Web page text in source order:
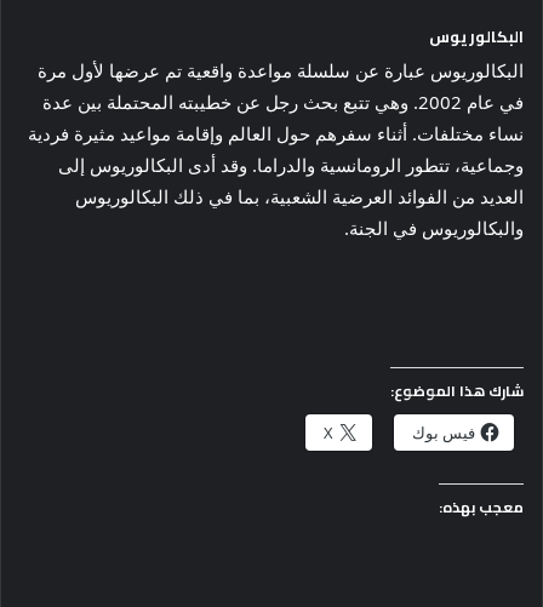
البكالوريوس
البكالوريوس عبارة عن سلسلة مواعدة واقعية تم عرضها لأول مرة
في عام 2002. وهي تتبع بحث رجل عن خطيبته المحتملة بين عدة
نساء مختلفات. أثناء سفرهم حول العالم وإقامة مواعيد مثيرة فردية
وجماعية، تتطور الرومانسية والدراما. وقد أدى البكالوريوس إلى
العديد من الفوائد العرضية الشعبية، بما في ذلك البكالوريوس
والبكالوريوس في الجنة.
شارك هذا الموضوع:
فيس بوك X
معجب بهذه: